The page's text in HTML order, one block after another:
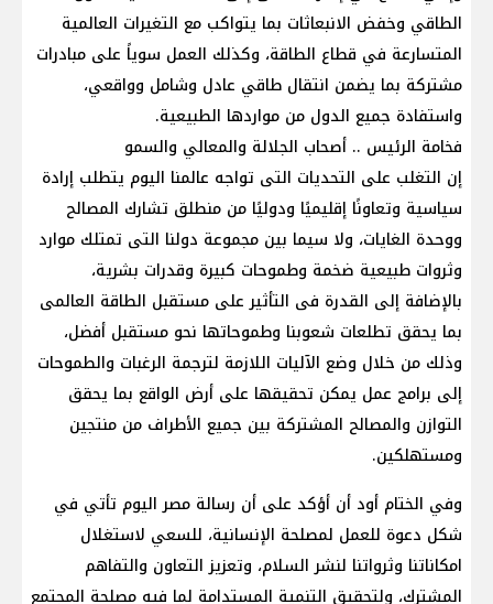
الطاقي وخفض الانبعاثات بما يتواكب مع التغيرات العالمية
المتسارعة في قطاع الطاقة، وكذلك العمل سوياً على مبادرات
مشتركة بما يضمن انتقال طاقي عادل وشامل وواقعي،
واستفادة جميع الدول من مواردها الطبيعية.
فخامة الرئيس .. أصحاب الجلالة والمعالي والسمو
إن التغلب على التحديات التى تواجه عالمنا اليوم يتطلب إرادة
سياسية وتعاونًا إقليميًا ودوليًا من منطلق تشارك المصالح
ووحدة الغايات، ولا سيما بين مجموعة دولنا التى تمتلك موارد
وثروات طبيعية ضخمة وطموحات كبيرة وقدرات بشرية،
بالإضافة إلى القدرة فى التأثير على مستقبل الطاقة العالمى
بما يحقق تطلعات شعوبنا وطموحاتها نحو مستقبل أفضل،
وذلك من خلال وضع الآليات اللازمة لترجمة الرغبات والطموحات
إلى برامج عمل يمكن تحقيقها على أرض الواقع بما يحقق
التوازن والمصالح المشتركة بين جميع الأطراف من منتجين
ومستهلكين.
وفي الختام أود أن أؤكد على أن رسالة مصر اليوم تأتي في
شكل دعوة للعمل لمصلحة الإنسانية، للسعي لاستغلال
امكاناتنا وثرواتنا لنشر السلام، وتعزيز التعاون والتفاهم
المشترك، ولتحقيق التنمية المستدامة لما فيه مصلحة المجتمع